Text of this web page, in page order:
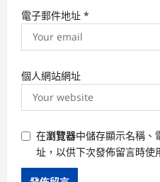
電子郵件地址 *
個人網站網址
在瀏覽器中儲存顯示名稱、
址，以供下次發佈留言時使